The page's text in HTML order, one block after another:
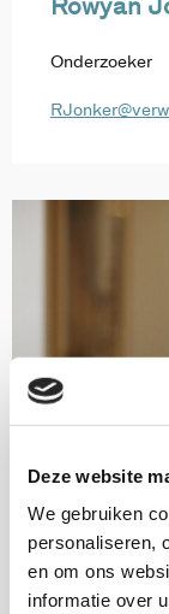
Deze website
We gebruiken
personaliseren,
en om ons
informatie over
Rowyan
Onderzoeker
Dr.
Senior